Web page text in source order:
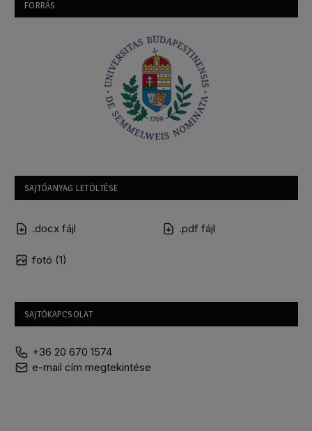
FORRÁS
SAJTÓANYAG LETÖLTÉSE
.docx fájl .pdf fájl
fotó (1)
SAJTÓKAPCSOLAT
+36 20 670 1574
e-mail cím megtekintése